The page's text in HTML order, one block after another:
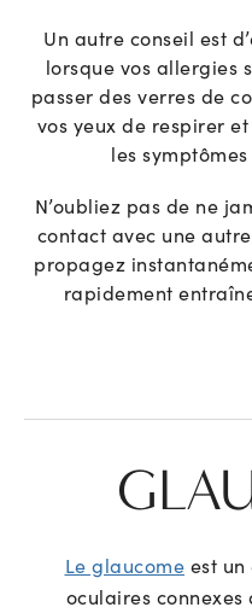
Un autre conseil est
lorsque vos allergies
passer des verres de
vos yeux de respirer
les
N’oubliez pas de ne
contact avec une
propagez
rapidement
Le glaucome est
oculaires